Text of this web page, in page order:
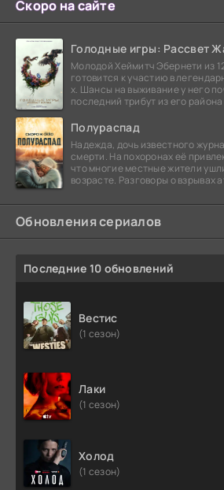
Скоро на сайте
Голодные игры: Рассвет
Молодой Хеймитч Эбернети из
готовится к участию в
х. Шансы на выживание у него
последний трибут из его
Полураспад
Надежда, дочь известного
смерти. На похоронах её
что многие местные жители
возрасте. Разговоры о взрывах
Обновления сериалов
Последние 10 обновлений
Вестис
(1 сезон)
Лаки
(1 сезон)
Холод
(1 сезон)